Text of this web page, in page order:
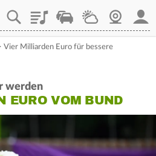
PlaylistStaupilotWetterWebcam
Vier Milliarden Euro für bessere
werden
EURO VOM BUND